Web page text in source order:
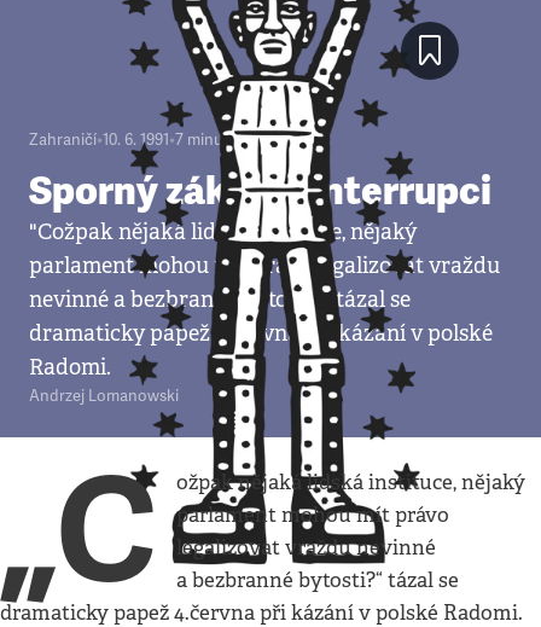
Zahraničí•10. 6. 1991•7 minut
Sporný zákon o interrupci
"Cožpak nějaká lidská instituce, nějaký
parlament mohou mít právo legalizovat vraždu
nevinné a bezbranné bytosti?" tázal se
dramaticky papež 4.června při kázání v polské
Radomi.
Andrzej Lomanowski
„C
ožpak nějaká lidská instituce, nějaký
parlament mohou mít právo
legalizovat vraždu nevinné
a bezbranné bytosti?“ tázal se
dramaticky papež 4.června při kázání v polské Radomi.